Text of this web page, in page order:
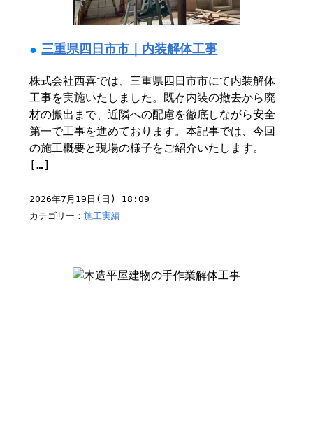
三重県四日市市｜内装解体工事
株式会社西喜では、三重県四日市市にて内装解体
工事を実施いたしました。既存内装の撤去から廃
材の搬出まで、近隣への配慮を徹底しながら安全
第一で工事を進めております。本記事では、今回
の施工概要と現場の様子をご紹介いたします。
[…]
2026年7月19日(日) 18:09
カテゴリー：施工実績